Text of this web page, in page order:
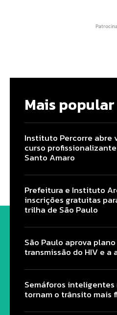
Mais popular
Instituto Percorre abre
curso
Santo Amaro
Prefeitura e Instituto
inscrições gratuitas
trilha de São Paulo
São Paulo aprova
transmissão do HIV e a
Semáforos
tornam o trânsito mais